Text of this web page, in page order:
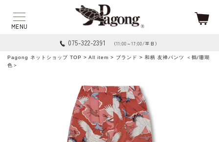
075-322-2391 （11:00～17:00/平日）
Pagong ネットショップ TOP > All item > ブランド > 和柄 友禅パンツ ＜鶴/珊瑚
色＞